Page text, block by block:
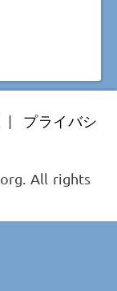
|
プライバシ
All rights